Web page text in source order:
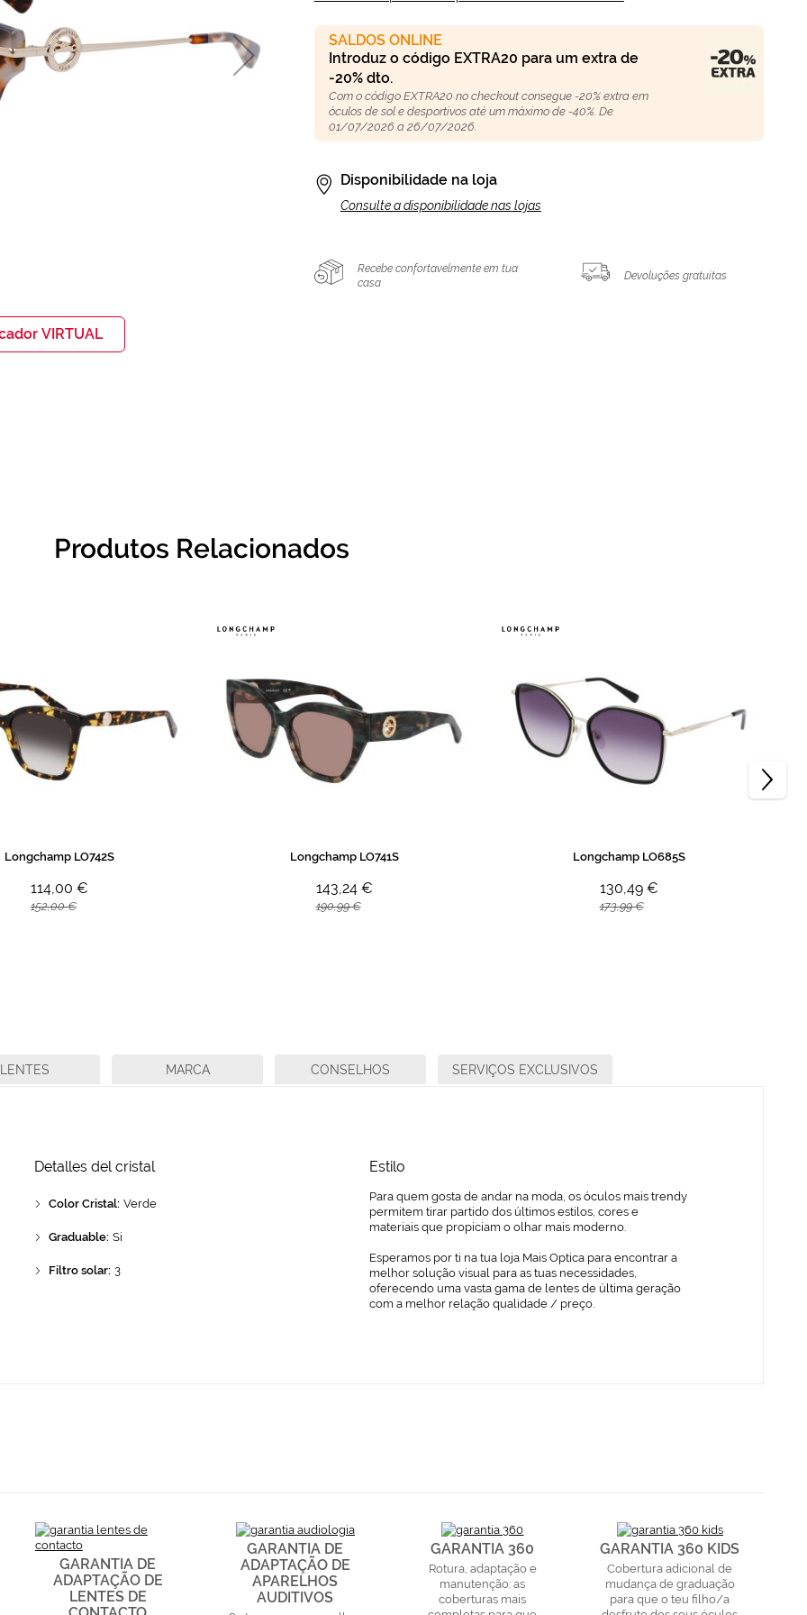
VIRTUAL
SALDOS ONLINE
Introduz o código EXTRA20 para um extra de
-20% dto.
Com o código EXTRA20 no checkout consegue -20% extra em
óculos de sol e desportivos até um máximo de -40%. De
01/07/2026 a 26/07/2026.
Disponibilidade na loja
Consulte a disponibilidade nas lojas
Recebe confortavelmente em tua
casa
Devoluções gratuitas
Produtos Relacionados
Longchamp LO742S
114,00 €
152,00 €
Longchamp LO741S
143,24 €
190,99 €
Longchamp LO685S
130,49 €
173,99 €
Detalles del cristal
Color Cristal: Verde
Graduable: Si
Filtro solar: 3
Estilo
Para quem gosta de andar na moda, os óculos mais trendy
permitem tirar partido dos últimos estilos, cores e
materiais que propiciam o olhar mais moderno.
Esperamos por ti na tua loja Mais Optica para encontrar a
melhor solução visual para as tuas necessidades,
oferecendo uma vasta gama de lentes de última geração
com a melhor relação qualidade / preço.
LENTES MARCA CONSELHOS SERVIÇOS EXCLUSIVOS
GARANTIA DE
ADAPTAÇÃO DE
LENTES DE
GARANTIA DE
ADAPTAÇÃO DE
APARELHOS
AUDITIVOS
GARANTIA 360
Rotura, adaptação e
manutenção: as
coberturas mais
GARANTIA 360 KIDS
Cobertura adicional de
mudança de graduação
para que o teu filho/a